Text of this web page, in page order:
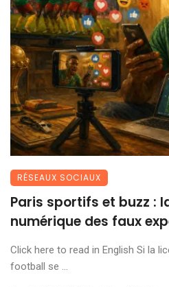
RÉSEAUX SOCIAUX
Paris sportifs et buzz :
numérique des faux
Click here to read in English Si la
football se ...